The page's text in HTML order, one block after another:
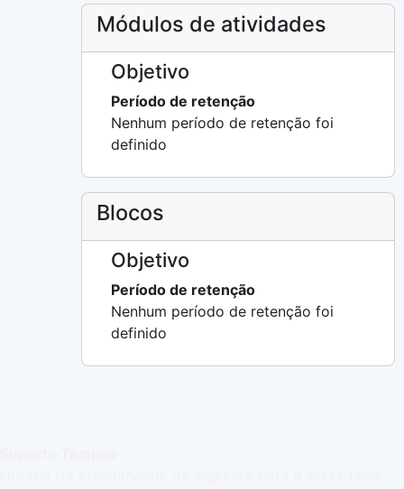
Módulos de atividades
Objetivo
Período de retenção
Nenhum período de retenção foi
definido
Blocos
Objetivo
Período de retenção
Nenhum período de retenção foi
definido